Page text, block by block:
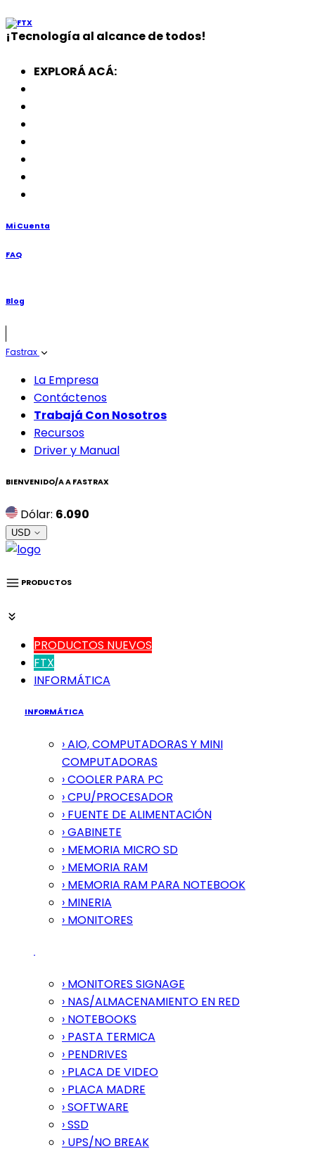
¡Tecnología al alcance de todos!
EXPLORÁ ACÁ:
Mi Cuenta
FAQ
Blog
Fastrax
La Empresa
Contáctenos
Trabajá Con Nosotros
Recursos
Driver y Manual
BIENVENIDO/A A FASTRAX
Dólar: 6.090
USD
PRODUCTOS
PRODUCTOS NUEVOS
FTX
INFORMÁTICA
INFORMÁTICA
› AIO, COMPUTADORAS Y MINI
COMPUTADORAS
› COOLER PARA PC
› CPU/PROCESADOR
› FUENTE DE ALIMENTACIÓN
› GABINETE
› MEMORIA MICRO SD
› MEMORIA RAM
› MEMORIA RAM PARA NOTEBOOK
› MINERIA
› MONITORES
› MONITORES SIGNAGE
› NAS/ALMACENAMIENTO EN RED
› NOTEBOOKS
› PASTA TERMICA
› PENDRIVES
› PLACA DE VIDEO
› PLACA MADRE
› SOFTWARE
› SSD
› UPS/NO BREAK